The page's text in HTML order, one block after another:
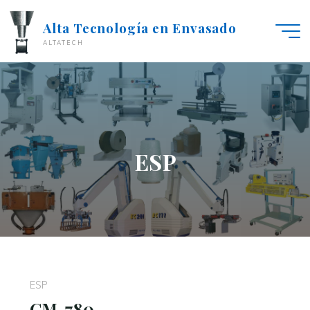
Alta Tecnología en Envasado
ALTATECH
ESP
ESP